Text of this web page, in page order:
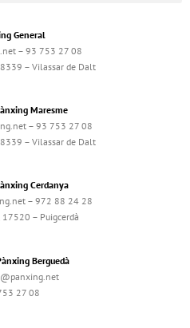
General
– 93 753 27 08
– Vilassar de Dalt
Maresme
– 93 753 27 08
– Vilassar de Dalt
Cerdanya
– 972 88 24 28
– Puigcerdà
Berguedà
27 08